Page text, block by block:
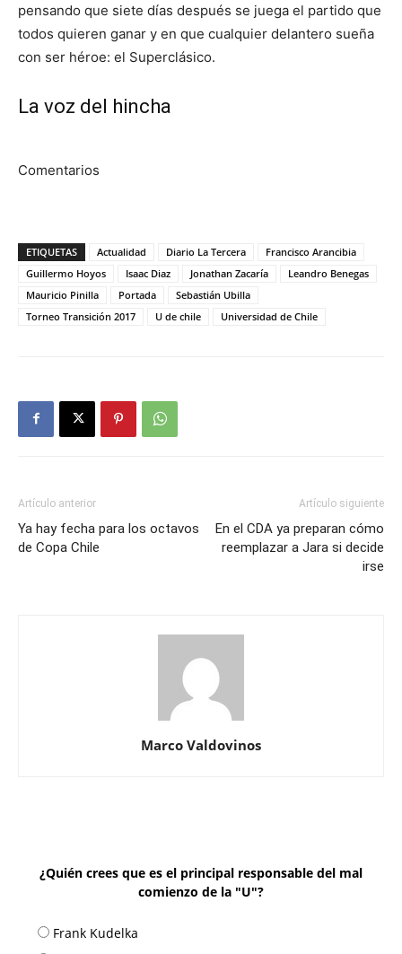
pensando que siete días después se juega el partido que
todos quieren ganar y en que cualquier delantero sueña
con ser héroe: el Superclásico.
La voz del hincha
Comentarios
ETIQUETAS Actualidad Diario La Tercera
Francisco Arancibia
Guillermo Hoyos
Isaac Diaz Jonathan Zacaría
Leandro Benegas
Mauricio Pinilla
Portada
Sebastián Ubilla
Torneo Transición 2017
U de chile Universidad de Chile
Artículo anterior
Ya hay fecha para los octavos
de Copa Chile
Artículo siguiente
En el CDA ya preparan cómo
reemplazar a Jara si decide
irse
Marco Valdovinos
¿Quién crees que es el principal responsable del mal
comienzo de la "U"?
Frank Kudelka